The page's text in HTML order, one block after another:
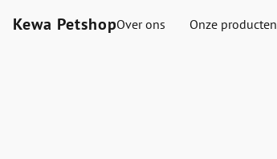
Kewa PetshopOver ons Onze producten